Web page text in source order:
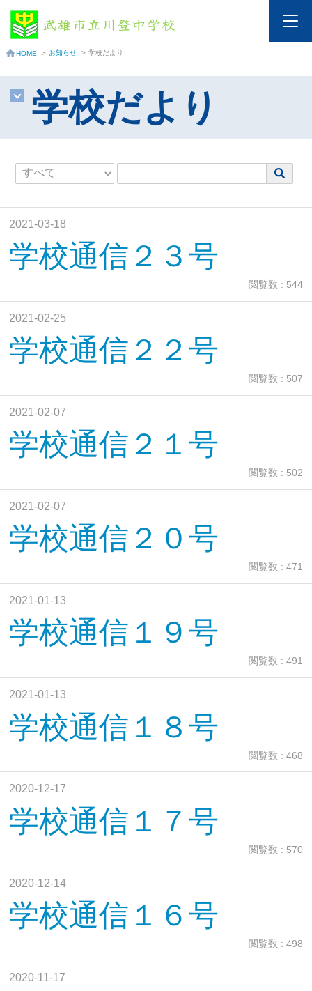
HOME > お知らせ > 学校だより
学校だより
2021-03-18
学校通信２３号
閲覧数 : 544
2021-02-25
学校通信２２号
閲覧数 : 507
2021-02-07
学校通信２１号
閲覧数 : 502
2021-02-07
学校通信２０号
閲覧数 : 471
2021-01-13
学校通信１９号
閲覧数 : 491
2021-01-13
学校通信１８号
閲覧数 : 468
2020-12-17
学校通信１７号
閲覧数 : 570
2020-12-14
学校通信１６号
閲覧数 : 498
2020-11-17